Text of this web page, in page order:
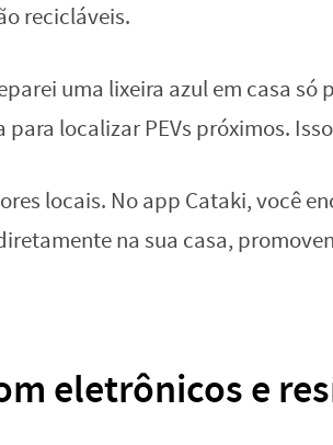
recicláveis.
uma lixeira azul em casa só
para localizar PEVs próximos.
locais. No app Cataki, você
na sua casa,
eletrônicos e